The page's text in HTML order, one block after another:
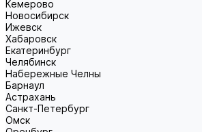
Кемерово
Новосибирск
Ижевск
Хабаровск
Екатеринбург
Челябинск
Набережные Челны
Барнаул
Астрахань
Санкт-Петербург
Омск